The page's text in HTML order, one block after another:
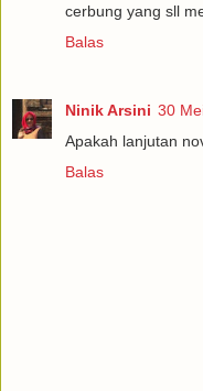
cerbung yang sll
Balas
Ninik Arsini 30
Apakah lanjutan
Balas